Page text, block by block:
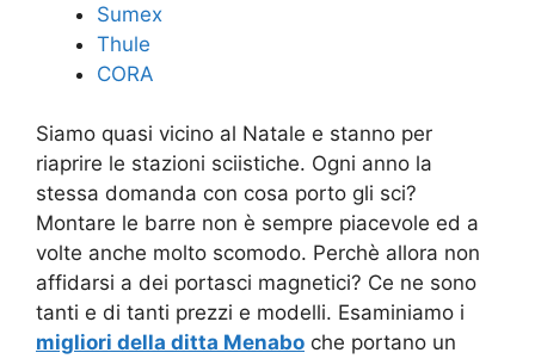
Sumex
Thule
CORA
Siamo quasi vicino al Natale e stanno per
riaprire le stazioni sciistiche. Ogni anno la
stessa domanda con cosa porto gli sci?
Montare le barre non è sempre piacevole ed a
volte anche molto scomodo. Perchè allora non
affidarsi a dei portasci magnetici? Ce ne sono
tanti e di tanti prezzi e modelli. Esaminiamo i
migliori della ditta Menabo che portano un